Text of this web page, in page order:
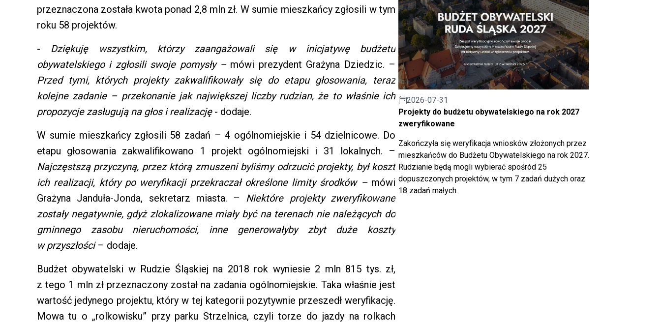
przeznaczona została kwota ponad 2,8 mln zł. W sumie mieszkańcy zgłosili w tym
roku 58 projektów.
- Dziękuję wszystkim, którzy zaangażowali się w inicjatywę budżetu
obywatelskiego i zgłosili swoje pomysły –mówi prezydent Grażyna Dziedzic. –
Przed tymi, których projekty zakwalifikowały się do etapu głosowania, teraz
kolejne zadanie – przekonanie jak największej liczby rudzian, że to właśnie ich
propozycje zasługują na głos i realizację- dodaje.
W sumie mieszkańcy zgłosili 58 zadań – 4 ogólnomiejskie i 54 dzielnicowe. Do
etapu głosowania zakwalifikowano 1 projekt ogólnomiejski i 31 lokalnych. –
Najczęstszą przyczyną, przez którą zmuszeni byliśmy odrzucić projekty, był koszt
ich realizacji, który po weryfikacji przekraczał określone limity środków –mówi
Grażyna Janduła-Jonda, sekretarz miasta. – Niektóre projekty zweryfikowane
zostały negatywnie, gdyż zlokalizowane miały być na terenach nie należących do
gminnego zasobu nieruchomości, inne generowałyby zbyt duże koszty
w przyszłości– dodaje.
Budżet obywatelski w Rudzie Śląskiej na 2018 rok wyniesie 2 mln 815 tys. zł,
z tego 1 mln zł przeznaczony został na zadania ogólnomiejskie. Taka właśnie jest
wartość jedynego projektu, który w tej kategorii pozytywnie przeszedł weryfikację.
Mowa tu o „rolkowisku” przy parku Strzelnica, czyli torze do jazdy na rolkach
2026-07-31
Projekty do budżetu obywatelskiego na rok 2027
zweryfikowane
Zakończyła się weryfikacja wniosków złożonych przez
mieszkańców do Budżetu Obywatelskiego na rok 2027.
Rudzianie będą mogli wybierać spośród 25
dopuszczonych projektów, w tym 7 zadań dużych oraz
18 zadań małych.